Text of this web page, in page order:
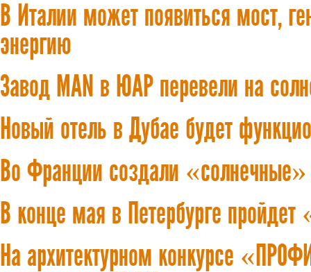
В Италии может появиться мост,
энергию
Завод MAN в ЮАР перевели на
Новый отель в Дубае будет
Во Франции создали
В конце мая в Петербурге пройдет
На архитектурном конкурсе